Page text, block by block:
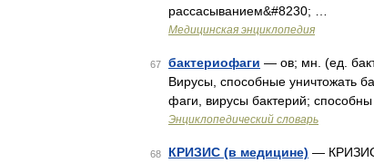
рассасыванием&#8230; …
Медицинская энциклопедия
67 бактериофаги — ов; мн. (ед.
Вирусы, способные уничтожать
фаги, вирусы бактерий;
Энциклопедический словарь
68 КРИЗИС (в медицине) —